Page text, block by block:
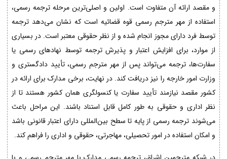
و مقصد ارائه آن متفاوت است. اولین و اصلی‌ترین مرحله ترجمه رسمی،
استفاده از مهر مترجم رسمی قوه قضائیه است که نشان می‌دهد ترجمه
توسط فرد دارای مجوز انجام شده و از نظر حقوقی معتبر است. در بسیاری
از موارد، برای افزایش اعتبار و پذیرش ترجمه توسط نهادهای رسمی یا
سفارت‌ها، ترجمه می‌تواند پس از مهر مترجم رسمی، تأیید دادگستری و
وزارت امور خارجه را نیز دریافت کند. در نهایت، برخی مدارک برای ارائه در
کشور مقصد نیازمند تأیید سفارت یا کنسولگری همان کشور هستند تا از
نظر اداری و حقوقی به طور کامل قابل استناد باشند. این مراحل باعث
می‌شوند ترجمه رسمی از پایه تا سطح بین‌المللی دارای اعتبار قانونی باشد
و امکان استفاده در امور تحصیلی، مهاجرتی، حقوقی و اداری را فراهم کند.